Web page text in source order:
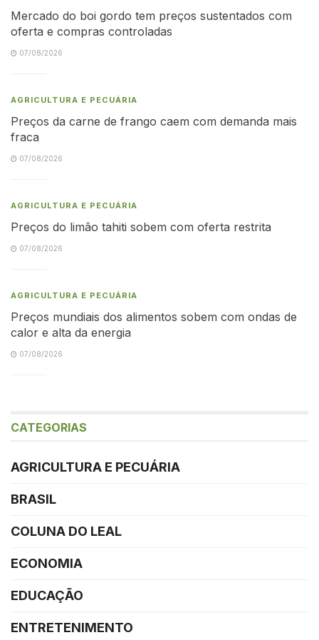
Mercado do boi gordo tem preços sustentados com
oferta e compras controladas
07/08/2026
AGRICULTURA E PECUÁRIA
Preços da carne de frango caem com demanda mais
fraca
07/08/2026
AGRICULTURA E PECUÁRIA
Preços do limão tahiti sobem com oferta restrita
07/08/2026
AGRICULTURA E PECUÁRIA
Preços mundiais dos alimentos sobem com ondas de
calor e alta da energia
07/08/2026
CATEGORIAS
AGRICULTURA E PECUÁRIA
BRASIL
COLUNA DO LEAL
ECONOMIA
EDUCAÇÃO
ENTRETENIMENTO